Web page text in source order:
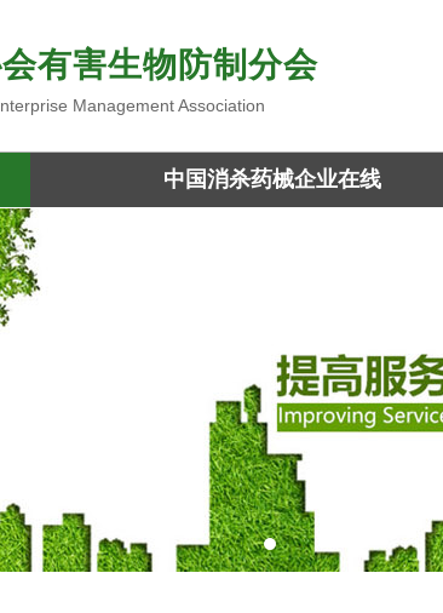
有害生物防制分会
Management Association
中国消杀药械企业在线